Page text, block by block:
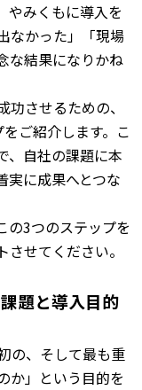
やみくもに導入を
なかった」「現場
な結果になりかね
させるための、
ご紹介します。 こ
、自社の課題に本
実に成果へとつな
の3つのステップを
せてください。
題と導入目的
の、そして最も重
か」という目的を